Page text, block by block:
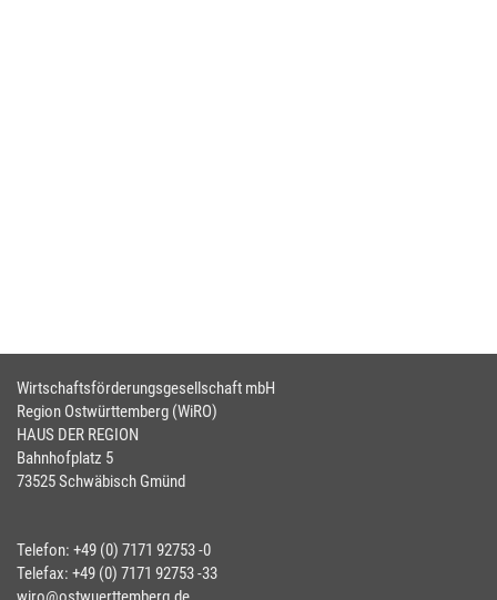
Wirtschaftsförderungsgesellschaft mbH
Region Ostwürttemberg (WiRO)
HAUS DER REGION
Bahnhofplatz 5
73525 Schwäbisch Gmünd
Telefon: +49 (0) 7171 92753 -0
Telefax: +49 (0) 7171 92753 -33